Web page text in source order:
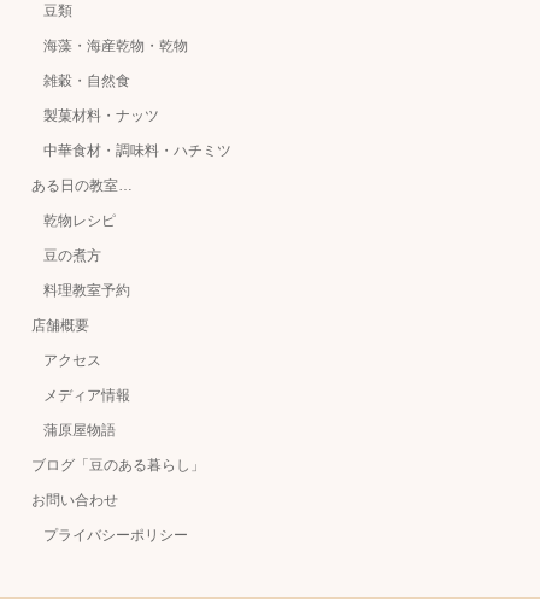
豆類
海藻・海産乾物・乾物
雑穀・自然食
製菓材料・ナッツ
中華食材・調味料・ハチミツ
ある日の教室…
乾物レシピ
豆の煮方
料理教室予約
店舗概要
アクセス
メディア情報
蒲原屋物語
ブログ「豆のある暮らし」
お問い合わせ
プライバシーポリシー